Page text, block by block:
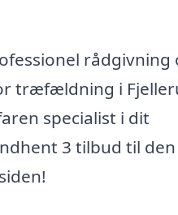
rådgivning
træfældning i
specialist i dit
3 tilbud til den